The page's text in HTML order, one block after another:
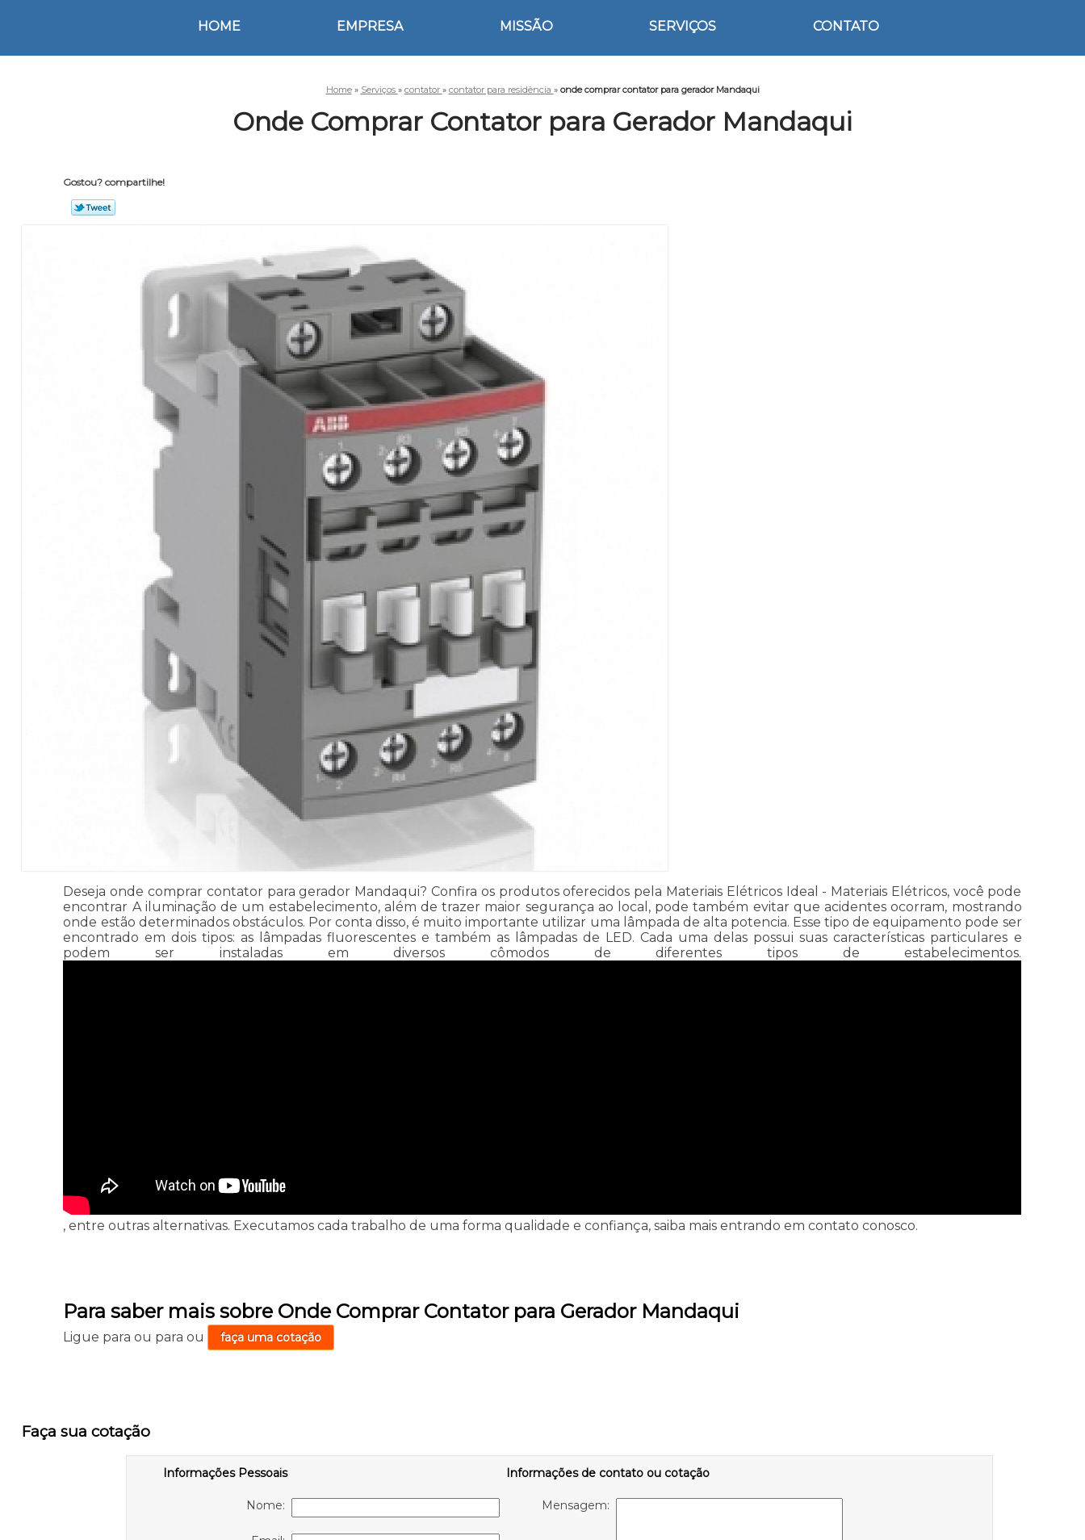
HOME EMPRESA MISSÃO SERVIÇOS CONTATO
Home » Serviços » contator » contator para residência » onde comprar contator para gerador Mandaqui
Onde Comprar Contator para Gerador Mandaqui
Gostou? compartilhe!
Deseja onde comprar contator para gerador Mandaqui? Confira os produtos oferecidos pela Materiais Elétricos Ideal - Materiais Elétricos, você pode
encontrar A iluminação de um estabelecimento, além de trazer maior segurança ao local, pode também evitar que acidentes ocorram, mostrando
onde estão determinados obstáculos. Por conta disso, é muito importante utilizar uma lâmpada de alta potencia. Esse tipo de equipamento pode ser
encontrado em dois tipos: as lâmpadas fluorescentes e também as lâmpadas de LED. Cada uma delas possui suas características particulares e
podem ser instaladas em diversos cômodos de diferentes tipos de estabelecimentos.
, entre outras alternativas. Executamos cada trabalho de uma forma qualidade e confiança, saiba mais entrando em contato conosco.
Para saber mais sobre Onde Comprar Contator para Gerador Mandaqui
Ligue paraou paraou faça uma cotação
Faça sua cotação
Informações Pessoais
Nome:
Informações de contato ou cotação
Mensagem: